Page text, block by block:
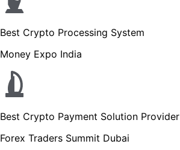
Best Crypto Processing System
Money Expo India
Best Crypto Payment Solution Provider
Forex Traders Summit Dubai